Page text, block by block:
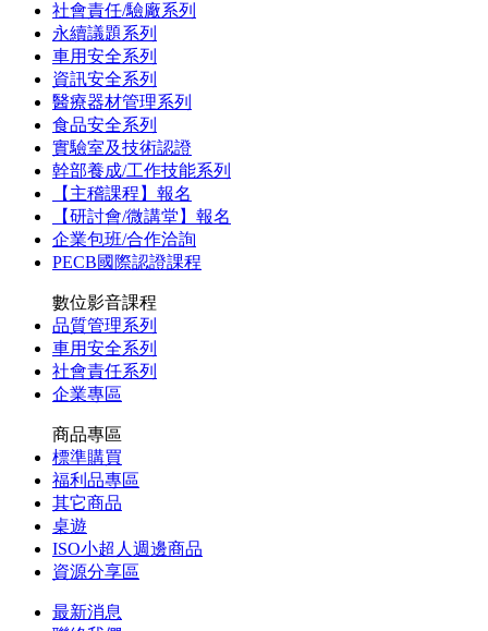
社會責任/驗廠系列
永續議題系列
車用安全系列
資訊安全系列
醫療器材管理系列
食品安全系列
實驗室及技術認證
幹部養成/工作技能系列
【主稽課程】報名
【研討會/微講堂】報名
企業包班/合作洽詢
PECB國際認證課程
數位影音課程
品質管理系列
車用安全系列
社會責任系列
企業專區
商品專區
標準購買
福利品專區
其它商品
桌遊
ISO小超人週邊商品
資源分享區
最新消息